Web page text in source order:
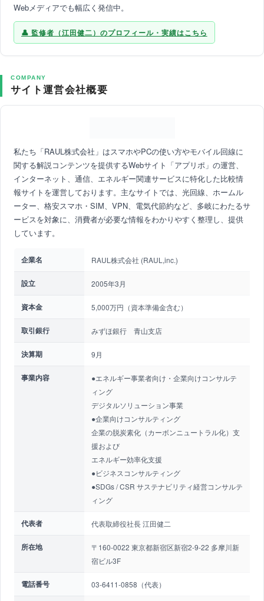
Webメディアでも幅広く発信中。
監修者（江田健二）のプロフィール・実績はこちら
COMPANY
サイト運営会社概要
私たち「RAUL株式会社」はスマホやPCの使い方やモバイル回線に
関する解説コンテンツを提供するWebサイト「アプリポ」の運営、
インターネット、通信、エネルギー関連サービスに特化した比較情
報サイトを運営しております。主なサイトでは、光回線、ホームル
ーター、格安スマホ・SIM、VPN、電気代節約など、多岐にわたるサ
ービスを対象に、消費者が必要な情報をわかりやすく整理し、提供
しています。
企業名 RAUL株式会社 (RAUL,inc.)
設立 2005年3月
資本金 5,000万円（資本準備金含む）
取引銀行 みずほ銀行 青山支店
決算期 9月
事業内容
●エネルギー事業者向け・企業向けコンサルテ
ィング
デジタルソリューション事業
●企業向けコンサルティング
企業の脱炭素化（カーボンニュートラル化）支
援および
エネルギー効率化支援
●ビジネスコンサルティング
●SDGs / CSR サステナビリティ経営コンサルテ
ィング
代表者 代表取締役社長 江田健二
所在地
〒160-0022 東京都新宿区新宿2-9-22 多摩川新
宿ビル3F
電話番号 03-6411-0858（代表）